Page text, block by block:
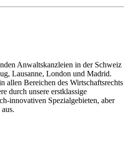
Anwaltskanzleien in der Schweiz
Lausanne, London und Madrid.
allen Bereichen des Wirtschaftsrechts
durch unsere erstklassige
innovativen Spezialgebieten, aber